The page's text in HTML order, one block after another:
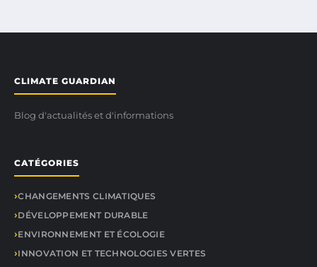
CLIMATE GUARDIAN
Blog d'actualités et d'informations
CATÉGORIES
CHANGEMENTS CLIMATIQUES
DÉVELOPPEMENT DURABLE
ENVIRONNEMENT ET ÉCOLOGIE
INNOVATION ET TECHNOLOGIES VERTES